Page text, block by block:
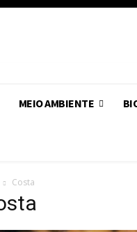
MEIO AMBIENTE
Costa